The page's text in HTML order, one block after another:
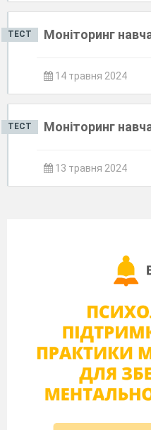
ТЕСТ Моніторинг
14 травня 2024
ТЕСТ Моніторинг
13 травня 2024